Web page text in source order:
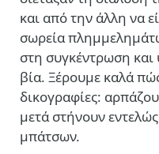
και από την άλλη να
σωρεία
στη συγκέντρωση
βία. Ξέρουμε καλά
δικογραφίες:
μετά στήνουν
μπάτσων.